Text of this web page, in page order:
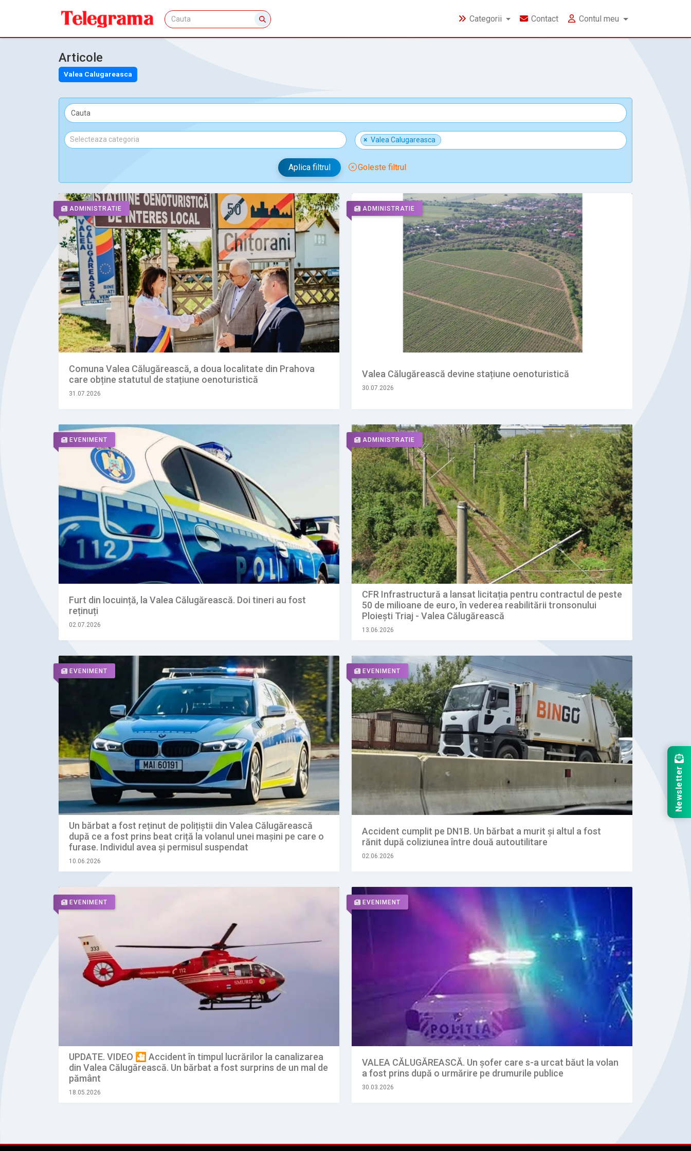
Categorii Contact Contul meu
Articole
Valea Calugareasca
× Valea Calugareasca
Aplica filtrul Goleste filtrul
ADMINISTRATIE
Comuna Valea Călugărească, a doua localitate din Prahova
care obține statutul de stațiune oenoturistică
31.07.2026
ADMINISTRATIE
Valea Călugărească devine stațiune oenoturistică
30.07.2026
EVENIMENT
Furt din locuință, la Valea Călugărească. Doi tineri au fost
reținuți
02.07.2026
ADMINISTRATIE
CFR Infrastructură a lansat licitația pentru contractul de peste
50 de milioane de euro, în vederea reabilitării tronsonului
Ploiești Triaj - Valea Călugărească
13.06.2026
EVENIMENT
Un bărbat a fost reținut de polițiștii din Valea Călugărească
după ce a fost prins beat criță la volanul unei mașini pe care o
furase. Individul avea și permisul suspendat
10.06.2026
EVENIMENT
Accident cumplit pe DN1B. Un bărbat a murit și altul a fost
rănit după coliziunea între două autoutilitare
02.06.2026
EVENIMENT
UPDATE. VIDEO 🎦 Accident în timpul lucrărilor la canalizarea
din Valea Călugărească. Un bărbat a fost surprins de un mal de
pământ
18.05.2026
EVENIMENT
VALEA CĂLUGĂREASCĂ. Un șofer care s-a urcat băut la volan
a fost prins după o urmărire pe drumurile publice
30.03.2026
Newsletter